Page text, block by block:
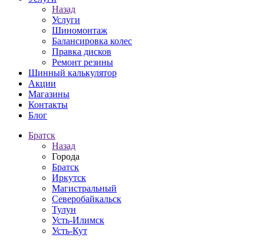
Назад
Услуги
Шиномонтаж
Балансировка колес
Правка дисков
Ремонт резины
Шинный калькулятор
Акции
Магазины
Контакты
Блог
Братск
Назад
Города
Братск
Иркутск
Магистральный
Северобайкальск
Тулун
Усть-Илимск
Усть-Кут